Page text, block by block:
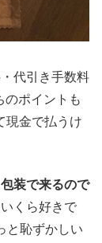
代引き手数料
のポイントも
現金で払うけ
装で来るので
くら好きで
と恥ずかしい